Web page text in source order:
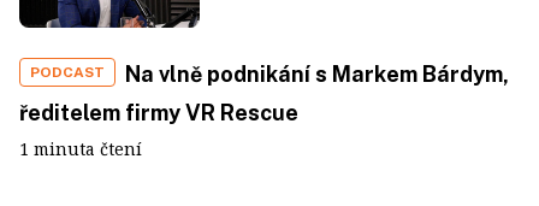
PODCAST
Na vlně podnikání s Markem Bárdym,
ředitelem firmy VR Rescue
1 minuta čtení